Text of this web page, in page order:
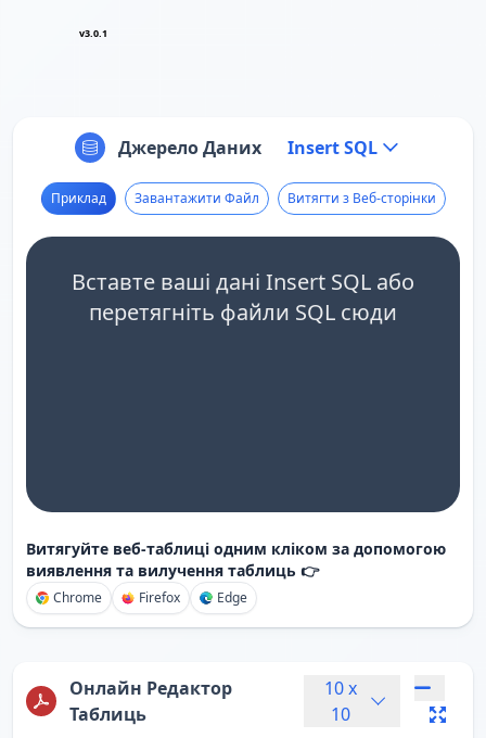
v3.0.1
Джерело Даних Insert SQL
Приклад Завантажити Файл Витягти з Веб-сторінки
Вставте ваші дані Insert SQL або
перетягніть файли SQL сюди
Витягуйте веб-таблиці одним кліком за допомогою
виявлення та вилучення таблиць 👉
Chrome Firefox Edge
Онлайн Редактор
Таблиць
10x
10